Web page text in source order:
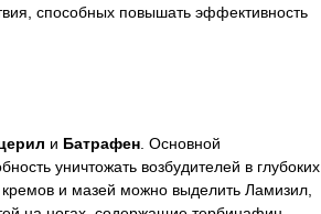
способных повышать эффективность
и Батрафен . Основной
уничтожать возбудителей в глубоких
кремов и мазей можно выделить Ламизил,